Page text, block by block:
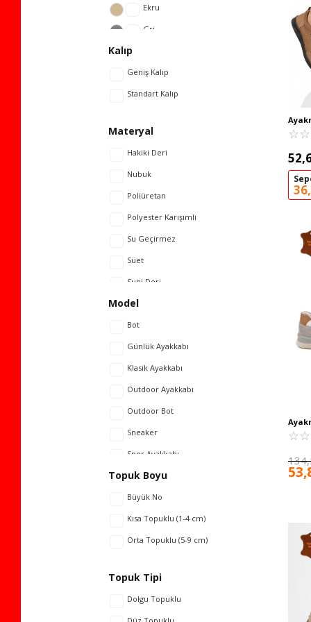
Noka
Pierre Cardin
Scootland
Tardelli
Voyager
Ekru
Gri
Kahve
Siyah
Lacivert
Mavi
Vizon
Kalıp
Geniş Kalıp
Standart Kalıp
Materyal
Hakiki Deri
Nubuk
Poliüretan
Polyester Karışımlı
Su Geçirmez
Süet
Suni Deri
Tekstil
Model
Bot
Günlük Ayakkabı
Klasik Ayakkabı
Outdoor Ayakkabı
Outdoor Bot
Sneaker
Spor Ayakkabı
Topuk Boyu
Büyük No
Kısa Topuklu (1-4 cm)
Orta Topuklu (5-9 cm)
Topuk Tipi
Dolgu Topuklu
Kum
☆☆
★★
R176
☆☆
★★